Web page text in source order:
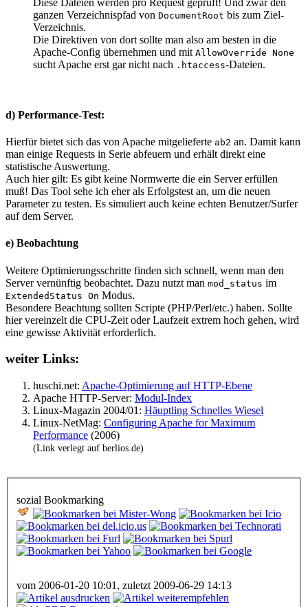
ganzen Verzeichnispfad von DocumentRoot bis zum Ziel-
Verzeichnis.
Die Direktiven von dort sollte man also am besten in die
Apache-Config übernehmen und mit AllowOverride None
sucht Apache erst gar nicht nach .htaccess-Dateien.
d) Performance-Test:
Hierfür bietet sich das von Apache mitgelieferte ab2 an. Damit kann
man einige Requests in Serie abfeuern und erhält direkt eine
statistische Auswertung.
Auch hier gilt: Es gibt keine Normwerte die ein Server erfüllen
muß! Das Tool sehe ich eher als Erfolgstest an, um die neuen
Parameter zu testen. Es simuliert auch keine echten Benutzer/Surfer
auf dem Server.
e) Beobachtung
Weitere Optimierungsschritte finden sich schnell, wenn man den
Server vernünftig beobachtet. Dazu nutzt man mod_status im
ExtendedStatus On Modus.
Besondere Beachtung sollten Scripte (PHP/Perl/etc.) haben. Sollte
hier vereinzelt die CPU-Zeit oder Laufzeit extrem hoch gehen, wird
eine gewisse Aktivität erforderlich.
weiter Links:
huschi.net: Apache-Optimierung auf HTTP-Ebene
Apache HTTP-Server: Modul-Index
Linux-Magazin 2004/01: Häuptling Schnelles Wiesel
Linux-NetMag: Configuring Apache for Maximum
Performance (2006)
(Link verlegt auf berlios.de)
sozial Bookmarking
vom 2006-01-20 10:01, zuletzt 2009-06-29 14:13